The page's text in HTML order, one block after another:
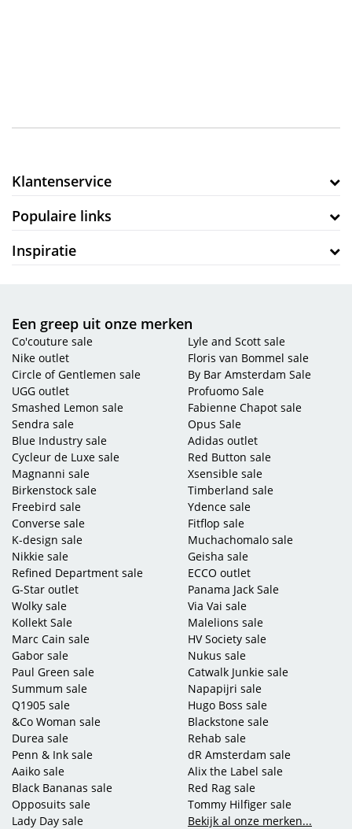
Klantenservice
Populaire links
Inspiratie
Een greep uit onze merken
Co'couture sale
Nike outlet
Circle of Gentlemen sale
UGG outlet
Smashed Lemon sale
Sendra sale
Blue Industry sale
Cycleur de Luxe sale
Magnanni sale
Birkenstock sale
Freebird sale
Converse sale
K-design sale
Nikkie sale
Refined Department sale
Lyle and Scott sale
Floris van Bommel sale
By Bar Amsterdam Sale
Profuomo Sale
Fabienne Chapot sale
Opus Sale
Adidas outlet
Red Button sale
Xsensible sale
Timberland sale
Ydence sale
Fitflop sale
Muchachomalo sale
Geisha sale
ECCO outlet
G-Star outlet
Wolky sale
Kollekt Sale
Marc Cain sale
Gabor sale
Paul Green sale
Summum sale
Q1905 sale
&Co Woman sale
Durea sale
Penn & Ink sale
Aaiko sale
Black Bananas sale
Opposuits sale
Lady Day sale
Panama Jack Sale
Via Vai sale
Malelions sale
HV Society sale
Nukus sale
Catwalk Junkie sale
Napapijri sale
Hugo Boss sale
Blackstone sale
Rehab sale
dR Amsterdam sale
Alix the Label sale
Red Rag sale
Tommy Hilfiger sale
Bekijk al onze merken...